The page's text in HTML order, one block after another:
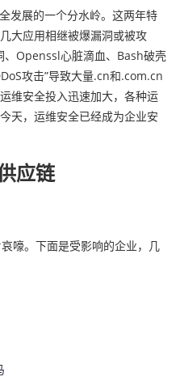
发展的一个分水岭。这两年特
大应用相继被爆漏洞或被攻
Openssl心脏滴血、Bash破壳
攻击”导致大量.cn和.com.cn
维安全投入迅速加大，各种运
天，运维安全已经成为企业安
应链
嚎。下面是受影响的企业，几